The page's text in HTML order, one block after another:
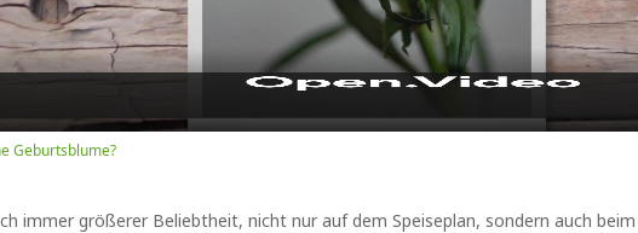
Geburtsblume?
immer größerer Beliebtheit, nicht nur auf dem Speiseplan, sondern auch